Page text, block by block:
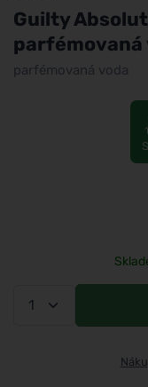
Guilty
parfémovaná
parfémovaná voda